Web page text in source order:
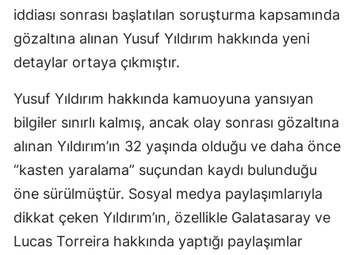
Eskişehir
Gaziantep
Gümüşhane
Hakkari
Hatay
Isparta
Mersin
iddiası sonrası başlatılan soruşturma kapsamında
gözaltına alınan Yusuf Yıldırım hakkında yeni
detaylar ortaya çıkmıştır.
Yusuf Yıldırım hakkında kamuoyuna yansıyan
bilgiler sınırlı kalmış, ancak olay sonrası gözaltına
alınan Yıldırım’ın 32 yaşında olduğu ve daha önce
“kasten yaralama” suçundan kaydı bulunduğu
öne sürülmüştür. Sosyal medya paylaşımlarıyla
dikkat çeken Yıldırım’ın, özellikle Galatasaray ve
Lucas Torreira hakkında yaptığı paylaşımlar